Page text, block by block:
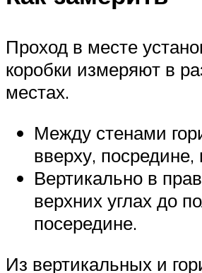
Проход в месте
коробки измеряют в
местах.
Между стенами
вверху, посредине,
Вертикально в
верхних углах до
посередине.
Из вертикальных и